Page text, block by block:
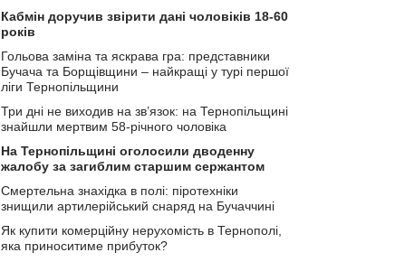
Кабмін доручив звірити дані чоловіків 18-60
років
Гольова заміна та яскрава гра: представники
Бучача та Борщівщини – найкращі у турі першої
ліги Тернопільщини
Три дні не виходив на зв’язок: на Тернопільщині
знайшли мертвим 58-річного чоловіка
На Тернопільщині оголосили дводенну
жалобу за загиблим старшим сержантом
Смертельна знахідка в полі: піротехніки
знищили артилерійський снаряд на Бучаччині
Як купити комерційну нерухомість в Тернополі,
яка приноситиме прибуток?